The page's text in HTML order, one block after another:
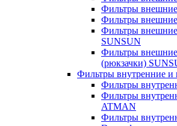
Фильтры
Фильтры внешние
Фильтры
SUNSUN
Фильтры
(рюкзачки)
Фильтры внутренние
Фильтры
Фильтры
ATMAN
Фильтры